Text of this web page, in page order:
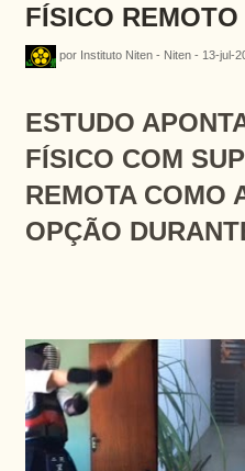
FÍSICO REMOTO
por Instituto Niten - Niten - 13-jul-
ESTUDO
FÍSICO COM
REMOTA COMO
OPÇÃO